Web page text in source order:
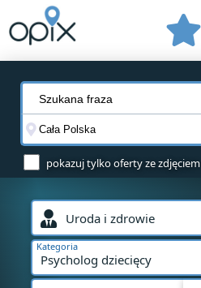
pokazuj tylko oferty ze zdjęciem
Uroda i zdrowie
Psycholog dziecięcy
Kategoria